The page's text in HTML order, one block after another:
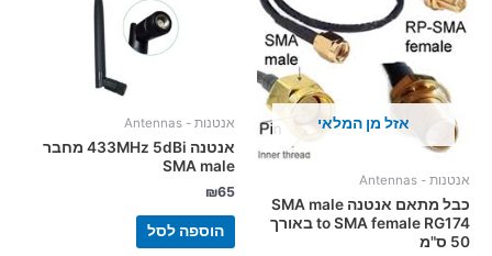
אזל מן המלאי
אנטנות - Antennas
כבל מתאם אנטנה SMA male
to SMA female RG174 באורך
50 ס"מ
אנטנות - Antennas
אנטנה 433MHz 5dBi מחבר
SMA male
₪65
הוספה לסל